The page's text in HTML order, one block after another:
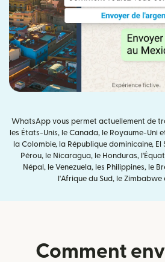
WhatsApp vous permet actuellement de
les États-Unis, le Canada, le Royaume-Uni
la Colombie, la République dominicaine,
Pérou, le Nicaragua, le Honduras,
Népal, le Venezuela, les Philippines, le
l'Afrique du Sud, le
Comment